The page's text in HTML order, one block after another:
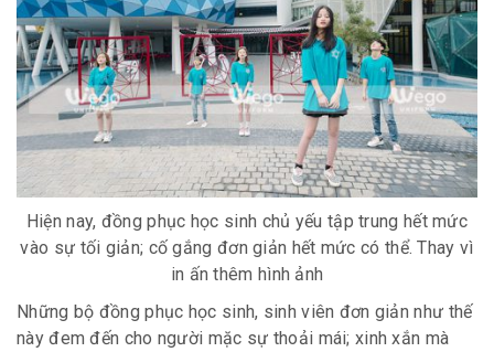
Hiện nay, đồng phục học sinh chủ yếu tập trung hết mức
vào sự tối giản; cố gắng đơn giản hết mức có thể. Thay vì
in ấn thêm hình ảnh
Những bộ đồng phục học sinh, sinh viên đơn giản như thế
này đem đến cho người mặc sự thoải mái; xinh xắn mà